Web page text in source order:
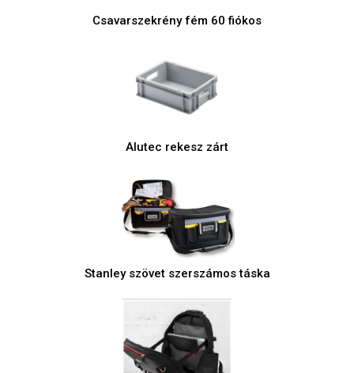
Csavarszekrény fém 60 fiókos
Alutec rekesz zárt
Stanley szövet szerszámos táska